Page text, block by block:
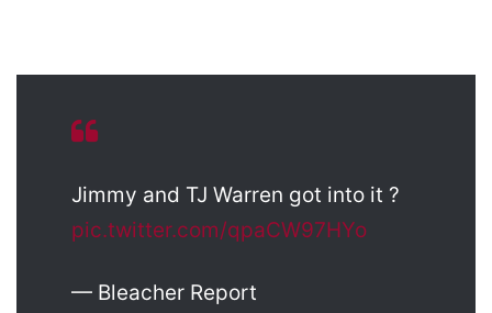
Jimmy and TJ Warren got into it ?
pic.twitter.com/qpaCW97HYo
— Bleacher Report